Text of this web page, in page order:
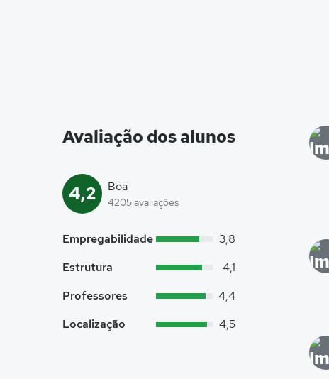
Avaliação dos alunos
4,2 Boa
4205 avaliações
Empregabilidade
3,8
Estrutura
4,1
Professores
4,4
Localização
4,5